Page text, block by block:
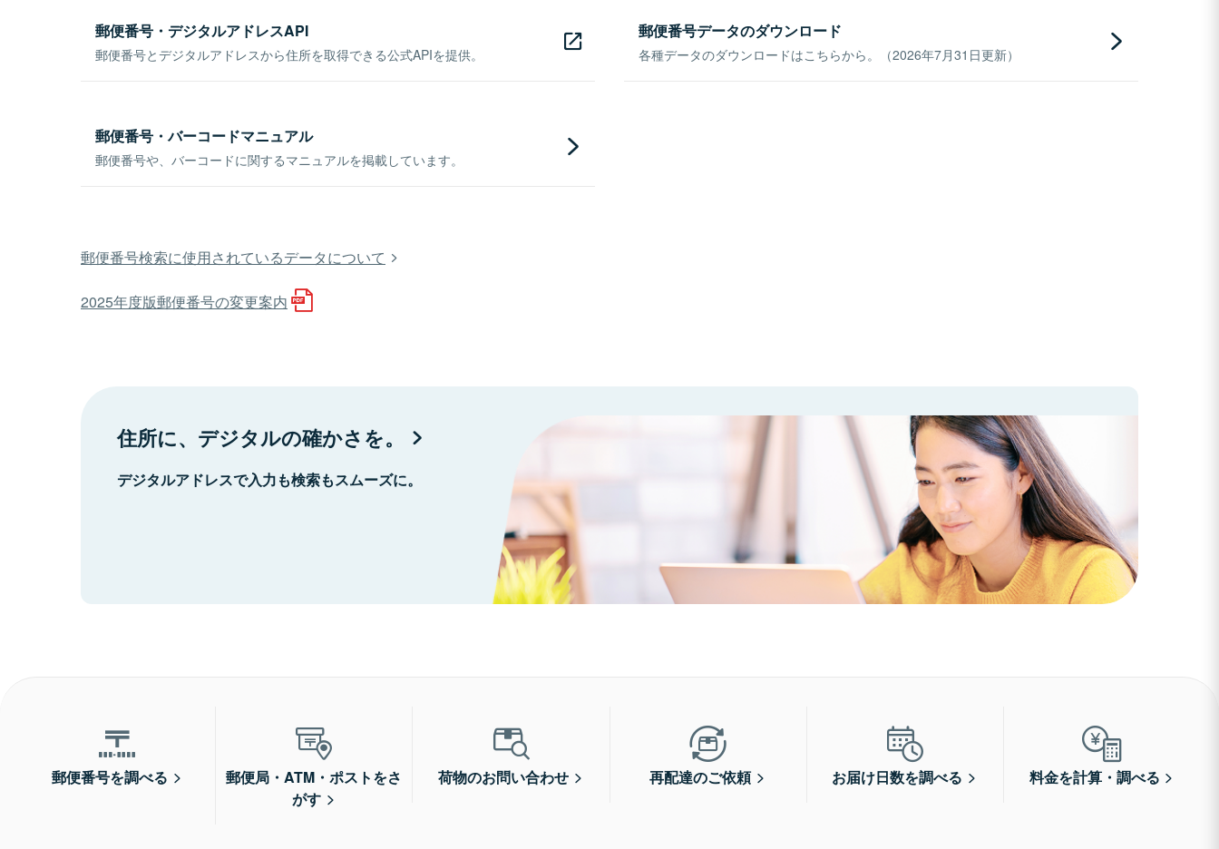
郵便番号・デジタルアドレスAPI
郵便番号とデジタルアドレスから住所を取得できる公式APIを提供。
郵便番号データのダウンロード
各種データのダウンロードはこちらから。（2026年7月31日更新）
郵便番号・バーコードマニュアル
郵便番号や、バーコードに関するマニュアルを掲載しています。
郵便番号検索に使用されているデータについて
2025年度版郵便番号の変更案内
住所に、デジタルの確かさを。
デジタルアドレスで入力も検索もスムーズに。
郵便番号を調べる
郵便局・ATM・ポストをさ
がす
荷物のお問い合わせ 再配達のご依頼 お届け日数を調べる 料金を計算・調べる